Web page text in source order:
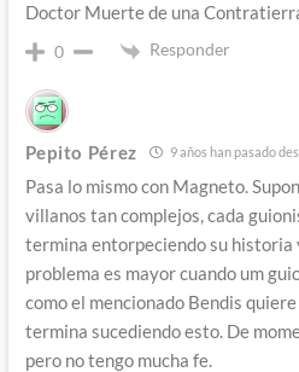
Doctor Muerte de una
0 Responder
Pepito Pérez 9 años han pasado
Pasa lo mismo con Magneto.
villanos tan complejos, cada
termina entorpeciendo su historia
problema es mayor cuando um
como el mencionado Bendis
termina sucediendo esto. De
pero no tengo mucha fe.